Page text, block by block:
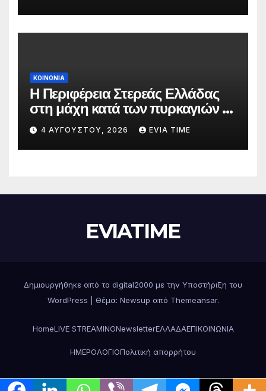
ΚΟΙΝΩΝΙΑ
Η Περιφέρεια Στερεάς Ελλάδας
στη μάχη κατά των πυρκαγιών –
Δράσεις και στήριξη σε πέντε
περιφερειακές ενότητες
4 ΑΥΓΟΎΣΤΟΥ, 2026 EVIA TIME
EVIATIME
Δημιουργήθηκε από το digital2000 με την Υποστήριξη του
WordPress
Θέμα: Newsup από Themeansar.
HomeLIVE STREAMINGNewsletterΕΛΛΑΔΑΕΠΙΚΟΙΝΩΝΙΑ
ΗΜΕΡΟΛΟΓΙΟΠολιτική απορρήτου